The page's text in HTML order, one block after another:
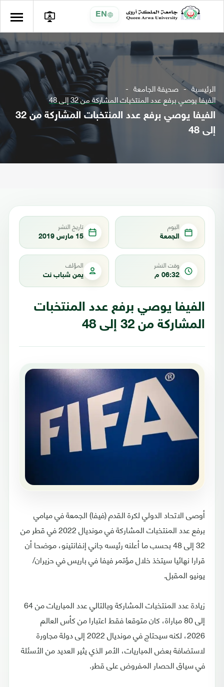
EN
الرئيسية صحيفة الجامعة
الفيفا يوصي برفع عدد المنتخبات المشاركة من 32 إلى 48
الفيفا يوصي برفع عدد المنتخبات المشاركة من 32
إلى 48
اليوم
الجمعة
تاريخ النشر
15 مارس 2019
وقت النشر
06:32 م
المؤلف
يمن شباب نت
الفيفا يوصي برفع عدد المنتخبات
المشاركة من 32 إلى 48
أوصى الاتحاد الدولي لكرة القدم (فيفا) الجمعة في ميامي
برفع عدد المنتخبات المشاركة في مونديال 2022 في قطر من
32 إلى 48 بحسب ما أعلنه رئيسه جاني إنفانتينو، موضحا أن
قرارا نهائيا سيتخذ خلال مؤتمر فيفا في باريس في حزيران/
يونيو المقبل.
زيادة عدد المنتخبات المشاركة وبالتالي عدد المباريات من 64
إلى 80 مباراة، كان متوقعا فقط اعتبارا من كأس العالم
2026، لكنه سيحتاج في مونديال 2022 إلى دولة مجاورة
لاستضافة بعض المباريات، الأمر الذي يثير العديد من الأسئلة
في سياق الحصار المفروض على قطر.